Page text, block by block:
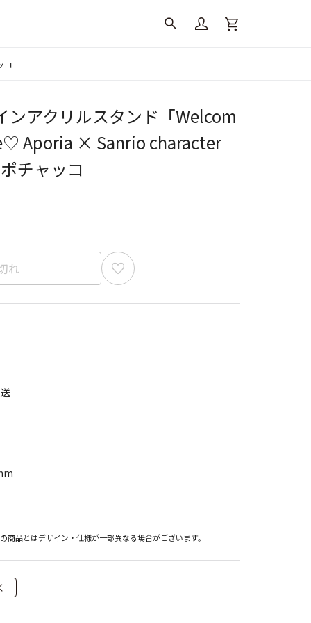
コ
ンアクリルスタンド「Welcom
Aporia × Sanrio character
チャッコ
れ
品とはデザイン・仕様が一部異なる場合がございます。